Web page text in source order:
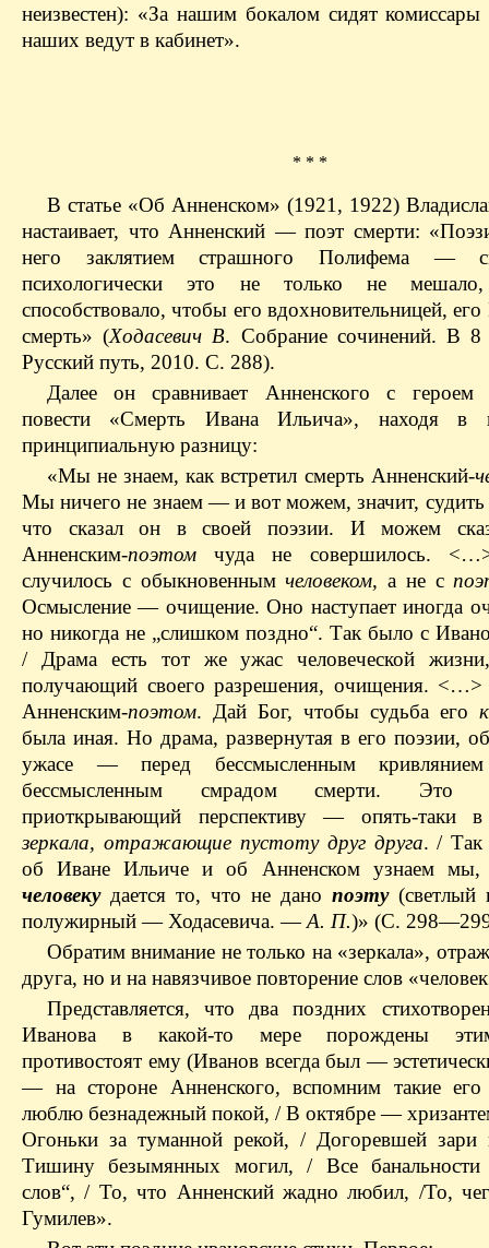
неизвестен): «За нашим бокалом сидят
наших ведут в кабинет».
* * *
В статье «Об Анненском» (1921, 1922)
настаивает, что Анненский — поэт смерти:
него заклятием страшного Полифема —
психологически это не только не
способствовало, чтобы его вдохновительницей,
смерть» (Ходасевич В. Собрание сочинений. В
Русский путь, 2010. С. 288).
Далее он сравнивает Анненского с героем
повести «Смерть Ивана Ильича», находя в
принципиальную разницу:
«Мы не знаем, как встретил смерть Анненский-
Мы ничего не знаем — и вот можем, значит,
что сказал он в своей поэзии. И можем
Анненским-поэтомчуда не совершилось.
случилось с обыкновеннымчеловеком, а не с
Осмысление — очищение. Оно наступает иногда
но никогда не „слишком поздно“. Так было с
/ Драма есть тот же ужас человеческой
получающий своего разрешения, очищения.
Анненским-поэтом. Дай Бог, чтобы судьба его
была иная. Но драма, развернутая в его поэзии,
ужасе — перед бессмысленным
бессмысленным смрадом смерти.
приоткрывающий перспективу — опять-таки
зеркала, отражающие пустоту друг друга. / Так
об Иване Ильиче и об Анненском узнаем мы,
человекудается то, что не дано поэту(светлый
полужирный — Ходасевича. —А. П.)» (С.
Обратим внимание не только на «зеркала»,
друга, но и на навязчивое повторение слов
Представляется, что два поздних
Иванова в какой-то мере порождены
противостоят ему (Иванов всегда был —
— на стороне Анненского, вспомним такие
люблю безнадежный покой, / В октябре —
Огоньки за туманной рекой, / Догоревшей
Тишину безымянных могил, / Все банальности
слов“, / То, что Анненский жадно любил, /То,
Гумилев».